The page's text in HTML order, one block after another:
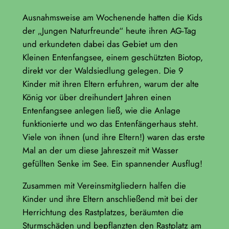
Ausnahmsweise am Wochenende hatten die Kids
der „Jungen Naturfreunde“ heute ihren AG-Tag
und erkundeten dabei das Gebiet um den
Kleinen Entenfangsee, einem geschützten Biotop,
direkt vor der Waldsiedlung gelegen. Die 9
Kinder mit ihren Eltern erfuhren, warum der alte
König vor über dreihundert Jahren einen
Entenfangsee anlegen ließ, wie die Anlage
funktionierte und wo das Entenfängerhaus steht.
Viele von ihnen (und ihre Eltern!) waren das erste
Mal an der um diese Jahreszeit mit Wasser
gefüllten Senke im See. Ein spannender Ausflug!
Zusammen mit Vereinsmitgliedern halfen die
Kinder und ihre Eltern anschließend mit bei der
Herrichtung des Rastplatzes, beräumten die
Sturmschäden und bepflanzten den Rastplatz am